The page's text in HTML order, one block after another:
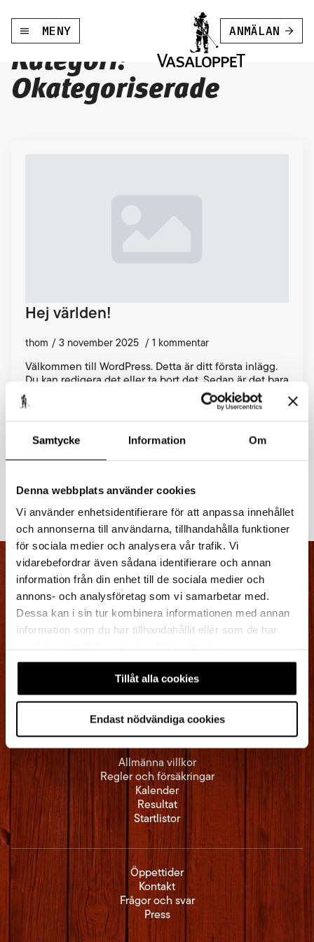
Samtycke Information Om
Denna webbplats använder cookies
Vi använder enhetsidentifierare för att anpassa innehållet
och annonserna till användarna, tillhandahålla funktioner
för sociala medier och analysera vår trafik. Vi
vidarebefordrar även sådana identifierare och annan
information från din enhet till de sociala medier och
annons- och analysföretag som vi samarbetar med.
Dessa kan i sin tur kombinera informationen med annan
information som du har tillhandahållit eller som de har
Tillåt alla cookies
Endast nödvändiga cookies
MENY ANMÄLAN
Kategori:
Okategoriserade
Hej världen!
thom 3 november 2025 1 kommentar
Välkommen till WordPress. Detta är ditt första inlägg.
Du kan redigera det eller ta bort det. Sedan är det bara
att börja skriva!
Allmänna villkor
Regler och försäkringar
Kalender
Resultat
Startlistor
Öppettider
Kontakt
Frågor och svar
Press
Vasaloppets Hus
792 32 Mora
Tel:0250-392 00
info@vasaloppet.se